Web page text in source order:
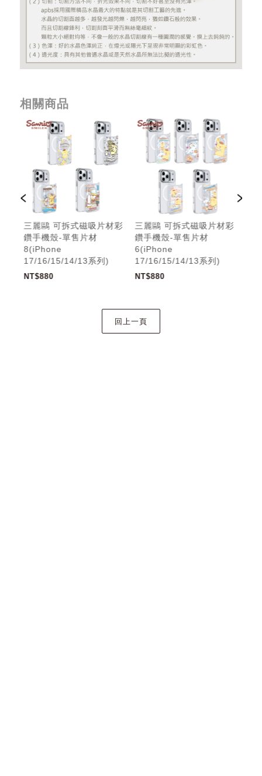
相關商品
三麗鷗 可拆式磁吸片材彩
鑽手機殼-單售片材
8(iPhone
17/16/15/14/13系列)
NT$880
三麗鷗 可拆式磁吸片材彩
鑽手機殼-單售片材
6(iPhone
17/16/15/14/13系列)
NT$880